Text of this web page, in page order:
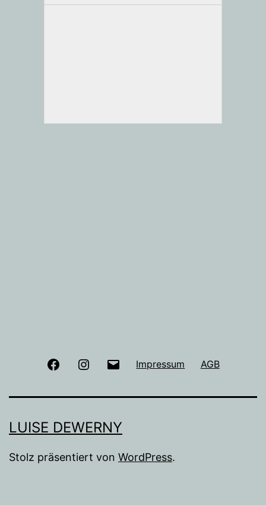
FacebookInstagram Impressum AGB
LUISE DEWERNY
Stolz präsentiert von WordPress.